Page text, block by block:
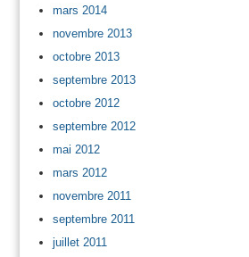
mars 2014
novembre 2013
octobre 2013
septembre 2013
octobre 2012
septembre 2012
mai 2012
mars 2012
novembre 2011
septembre 2011
juillet 2011